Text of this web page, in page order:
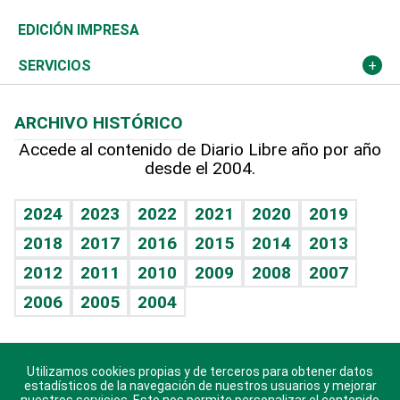
Caribe
Resto del mundo
Global y variable
Economía personal
Novedades
Podcast Arte Libre
Hablando con el pediatra
Vida y familia
Eñe
Celebrando la vida
Sin complejos
En pocas palabras
Escuchando al corazón
Olimpismo
Más deportes
Línea de hit
TBT Deportivo
Noticiero Poteleche
Columnistas
Más firmas
Martes de tecnología
Cambio climático
Deportes
Opinión
Hecho en casa
Guía del dinero
EDICIÓN IMPRESA
SERVICIOS
Cumpleaños
Horóscopos
Crucigramas
ARCHIVO HISTÓRICO
Accede al contenido de Diario Libre año por año
desde el 2004.
2024 2023 2022 2021 2020
2019
2018
2017 2016 2015 2014
2013
2012
2011 2010 2009 2008
2007
2006
2005 2004
Descarga nuestras aplicaciones para Android, iOS y
sistema Huawei.
Utilizamos cookies propias y de terceros para obtener datos
estadísticos de la navegación de nuestros usuarios y mejorar